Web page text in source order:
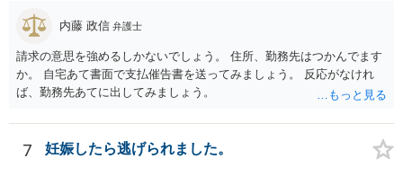
内藤 政信 弁護士
請求の意思を強めるしかないでしょう。 住所、勤務先はつかんでます
か。 自宅あて書面で支払催告書を送ってみましょう。 反応がなけれ
ば、勤務先あてに出してみましょう。
7 妊娠したら逃げられました。